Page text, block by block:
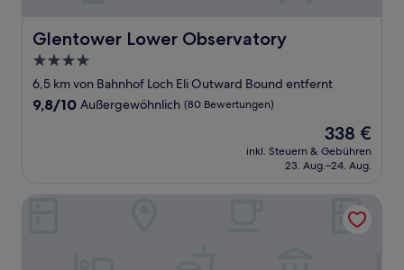
Glentower Lower Observatory
Glentower Lower Observatory
4.0-
Sterne-
Unterkunft
6,5 km von Bahnhof Loch Eli Outward Bound entfernt
9.8
9,8/10 Außergewöhnlich (80 Bewertungen)
Der
Preis
beträgt
338 €
inkl. Steuern & Gebühren
23. Aug.–24. Aug.